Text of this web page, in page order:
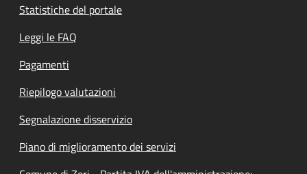
Statistiche del portale
Leggi le FAQ
Pagamenti
Riepilogo valutazioni
Segnalazione disservizio
Piano di miglioramento dei servizi